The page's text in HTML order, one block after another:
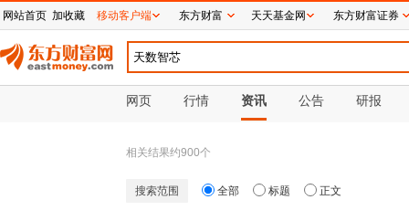
网页 行情 资讯 公告 研报
相关结果约900个
搜索范围 全部 标题 正文
网站首页 加收藏 移动客户端 东方财富 天天基金网 东方财富证券